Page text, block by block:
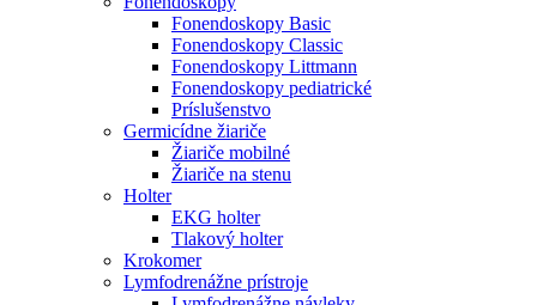
Fonendoskopy Basic
Fonendoskopy Classic
Fonendoskopy Littmann
Fonendoskopy pediatrické
Príslušenstvo
Germicídne žiariče
Žiariče mobilné
Žiariče na stenu
Holter
EKG holter
Tlakový holter
Krokomer
Lymfodrenážne prístroje